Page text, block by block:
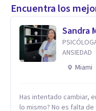
Encuentra los
Sandra
ANSIEDAD
Miami
Has intentado cambiar,
lo mismo? No es falta